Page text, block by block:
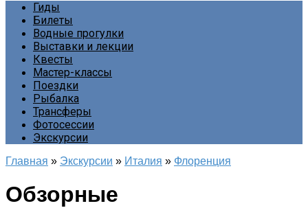
Гиды
Билеты
Водные прогулки
Выставки и лекции
Квесты
Мастер-классы
Поездки
Рыбалка
Трансферы
Фотосессии
Экскурсии
Главная » Экскурсии » Италия » Флоренция
Обзорные